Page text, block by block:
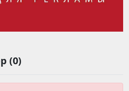
(0)